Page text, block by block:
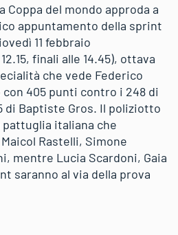
Coppa del mondo approda a
appuntamento della sprint
11 febbraio
finali alle 14.45), ottava
che vede Federico
405 punti contro i 248 di
di Baptiste Gros. Il poliziotto
italiana che
Rastelli, Simone
mentre Lucia Scardoni, Gaia
saranno al via della prova